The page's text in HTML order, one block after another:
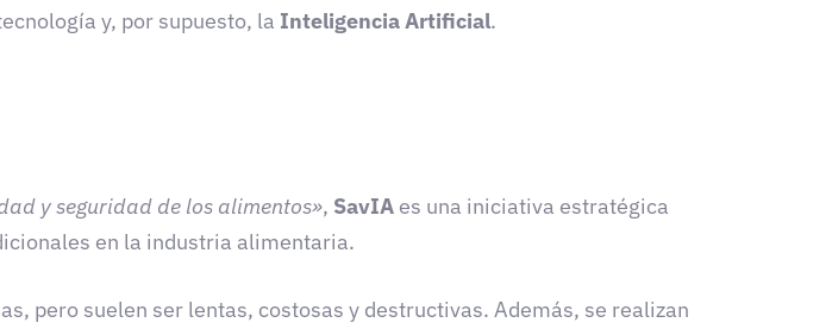
y, por supuesto, la Inteligencia Artificial.
y seguridad de los alimentos», SavIA es una iniciativa estratégica
en la industria alimentaria.
pero suelen ser lentas, costosas y destructivas. Además, se realizan